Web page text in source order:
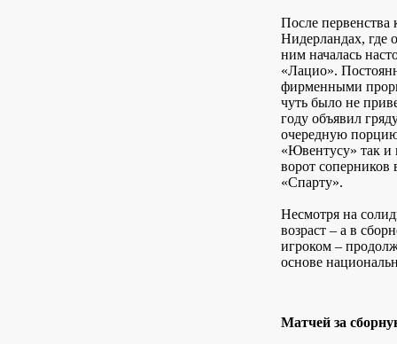
После первенства
Нидерландах, где
ним началась
«Лацио».
фирменными
чуть было не
году объявил
очередную
«Ювентусу» так и
ворот соперников
«Спарту».
Несмотря на
возраст – а в
игроком –
основе
Матчей за